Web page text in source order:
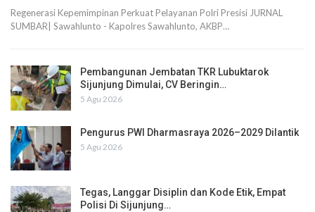
Regenerasi Kepemimpinan Perkuat Pelayanan Polri Presisi JURNAL
SUMBAR| Sawahlunto - Kapolres Sawahlunto, AKBP…
Pembangunan Jembatan TKR Lubuktarok
Sijunjung Dimulai, CV Beringin…
5 Agu 2026
Pengurus PWI Dharmasraya 2026–2029 Dilantik
5 Agu 2026
Tegas, Langgar Disiplin dan Kode Etik, Empat
Polisi Di Sijunjung…